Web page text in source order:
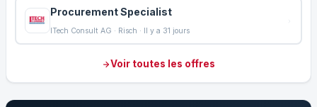
Procurement Specialist
ITech Consult AG · Risch · Il y a 31 jours
Voir toutes les offres